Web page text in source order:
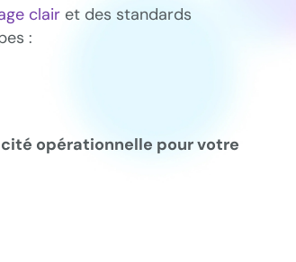
clair et des standards
:
opérationnelle pour votre